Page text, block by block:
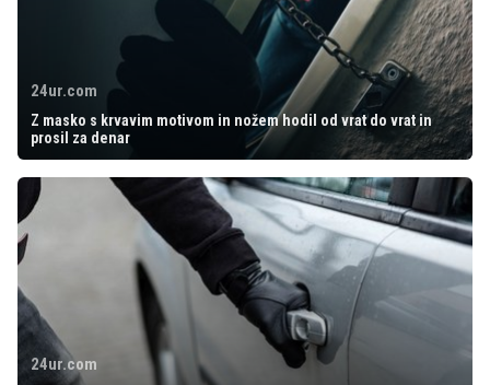
24ur.com
Z masko s krvavim motivom in nožem hodil od vrat do vrat in
prosil za denar
24ur.com